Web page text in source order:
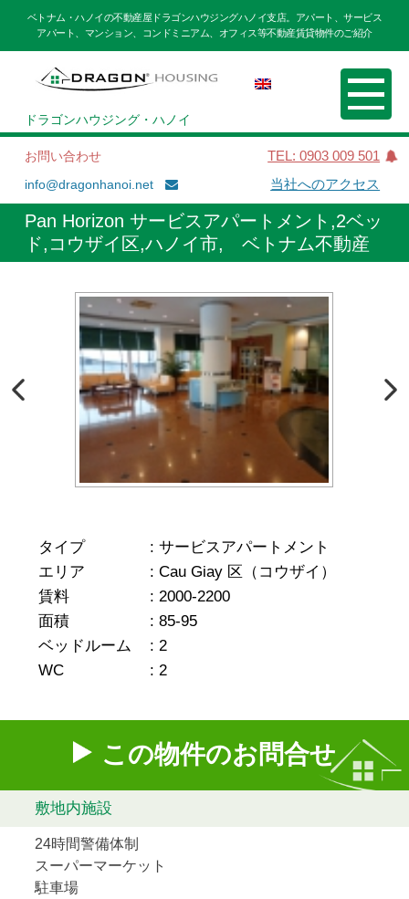
ベトナム・ハノイの不動産屋ドラゴンハウジングハノイ支店。アパート、サービス
アパート、マンション、コンドミニアム、オフィス等不動産賃貸物件のご紹介
ドラゴンハウジング・ハノイ
お問い合わせ
TEL: 0903 009 501
info@dragonhanoi.net
当社へのアクセス
Pan Horizon サービスアパートメント,2ベッ
ド,コウザイ区,ハノイ市, ベトナム不動産
タイプ : サービスアパートメント
エリア
: Cau Giay 区（コウザイ）
賃料
: 2000-2200
面積
: 85-95
ベッドルーム
: 2
WC
: 2
この物件のお問合せ
敷地内施設
24時間警備体制
スーパーマーケット
駐車場